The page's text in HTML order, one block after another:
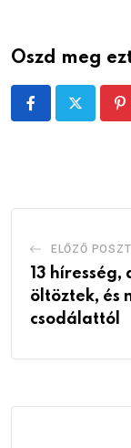
Oszd meg
ELŐZŐ POSZT
13 híresség,
öltöztek, és
csodálattól